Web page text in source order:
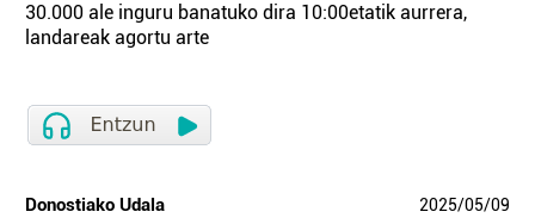
30.000 ale inguru banatuko dira 10:00etatik aurrera,
landareak agortu arte
Donostiako Udala 2025/05/09